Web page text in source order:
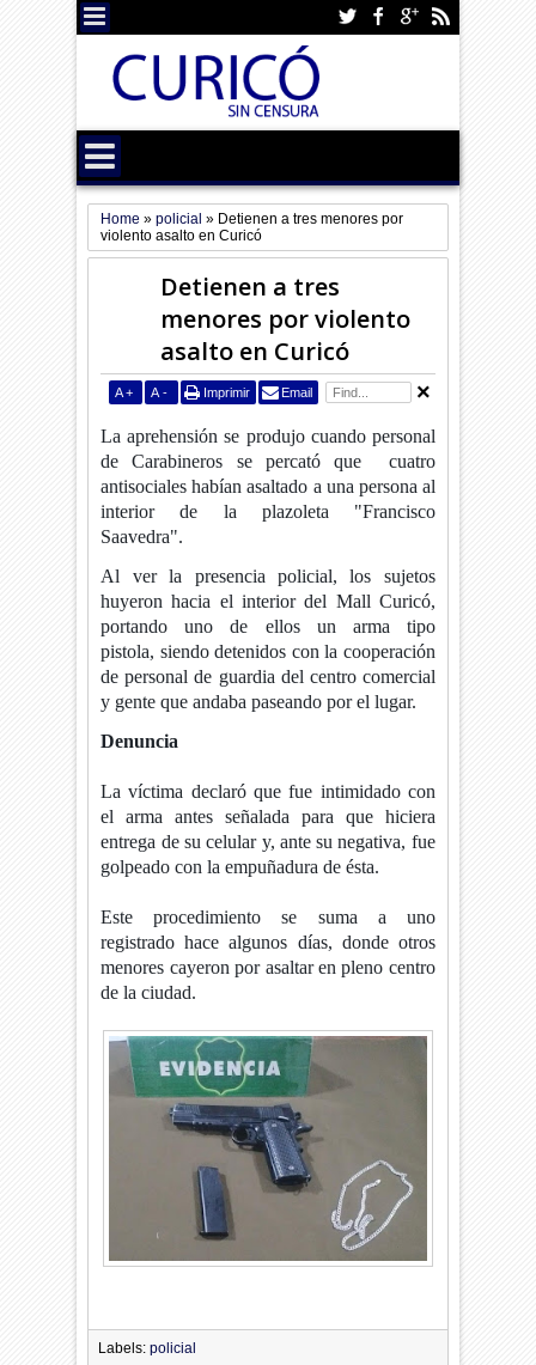
Home »policial » Detienen a tres menores por
violento asalto en Curicó
Detienen a tres
menores por violento
asalto en Curicó
A + A - Imprimir Email
La aprehensión se produjo cuando personal
de Carabineros se percató que cuatro
antisociales habían asaltado a una persona al
interior de la plazoleta "Francisco
Saavedra".
Al ver la presencia policial, los sujetos
huyeron hacia el interior del Mall Curicó,
portando uno de ellos un arma tipo
pistola, siendo detenidos con la cooperación
de personal de guardia del centro comercial
y gente que andaba paseando por el lugar.
Denuncia
La víctima declaró que fue intimidado con
el arma antes señalada para que hiciera
entrega de su celular y, ante su negativa, fue
golpeado con la empuñadura de ésta.
Este procedimiento se suma a uno
registrado hace algunos días, donde otros
menores cayeron por asaltar en pleno centro
de la ciudad.
Labels:policial